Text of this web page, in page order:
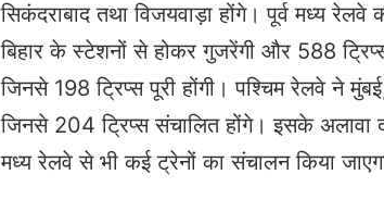
सिकंदराबाद तथा विजयवाड़ा होंगे। पूर्व मध्य
बिहार के स्टेशनों से होकर गुजरेंगी और 588
जिनसे 198 ट्रिप्स पूरी होंगी। पश्चिम रेलवे ने
जिनसे 204 ट्रिप्स संचालित होंगे। इसके अलावा
मध्य रेलवे से भी कई ट्रेनों का संचालन किया